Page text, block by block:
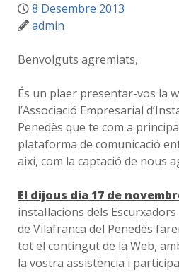
8 Desembre 2013
admin
Benvolguts agremiats,
És un plaer presentar-vos la
l’Associació Empresarial
Penedès que te com a
plataforma de comunicació
aixi, com la captació de nous
El dijous dia 17 de
instal·lacions dels
de Vilafranca del Penedès
tot el contingut de la Web,
la vostra assistència i